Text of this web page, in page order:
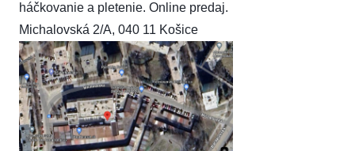
háčkovanie a pletenie. Online predaj.
Michalovská 2/A, 040 11 Košice